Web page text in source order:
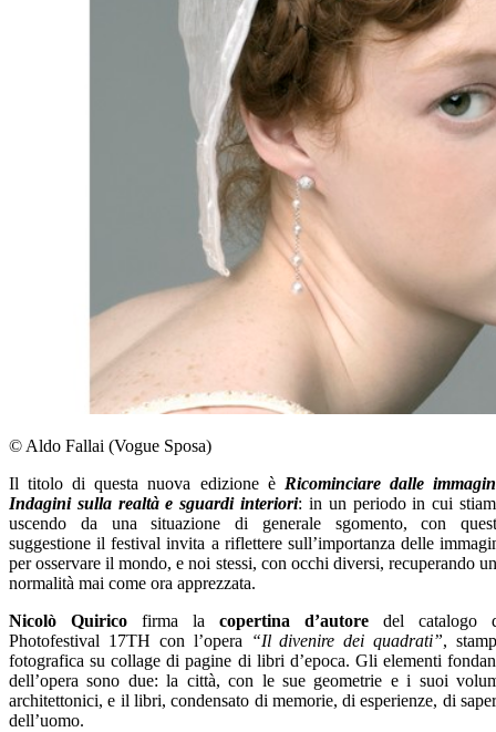
© Aldo Fallai (Vogue Sposa)
Il titolo di questa nuova edizione è Ricominciare dalle
Indagini sulla realtà e sguardi interiori: in un periodo in cui
uscendo da una situazione di generale sgomento, con
suggestione il festival invita a riflettere sull’importanza delle
per osservare il mondo, e noi stessi, con occhi diversi, recuperando
normalità mai come ora apprezzata.
Nicolò Quirico firma la copertina d’autore del catalogo
Photofestival 17TH con l’opera
“Il divenire dei quadrati”,
fotografica su collage di pagine di libri d’epoca. Gli elementi
dell’opera sono due: la città, con le sue geometrie e i suoi
architettonici, e il libri, condensato di memorie, di esperienze, di
dell’uomo.